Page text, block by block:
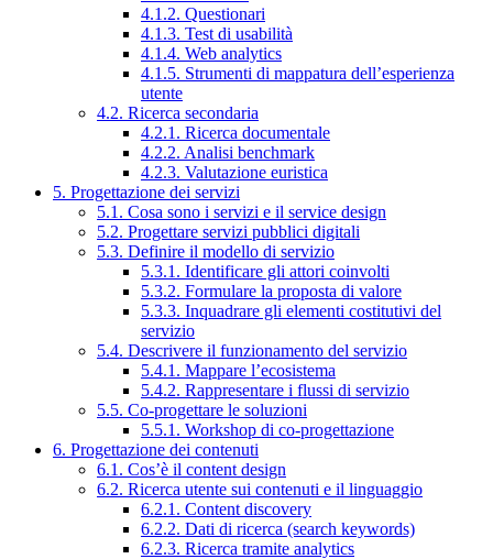
4.1.2. Questionari
4.1.3. Test di usabilità
4.1.4. Web analytics
4.1.5. Strumenti di mappatura dell’esperienza
utente
4.2. Ricerca secondaria
4.2.1. Ricerca documentale
4.2.2. Analisi benchmark
4.2.3. Valutazione euristica
5. Progettazione dei servizi
5.1. Cosa sono i servizi e il service design
5.2. Progettare servizi pubblici digitali
5.3. Definire il modello di servizio
5.3.1. Identificare gli attori coinvolti
5.3.2. Formulare la proposta di valore
5.3.3. Inquadrare gli elementi costitutivi del
servizio
5.4. Descrivere il funzionamento del servizio
5.4.1. Mappare l’ecosistema
5.4.2. Rappresentare i flussi di servizio
5.5. Co-progettare le soluzioni
5.5.1. Workshop di co-progettazione
6. Progettazione dei contenuti
6.1. Cos’è il content design
6.2. Ricerca utente sui contenuti e il linguaggio
6.2.1. Content discovery
6.2.2. Dati di ricerca (search keywords)
6.2.3. Ricerca tramite analytics